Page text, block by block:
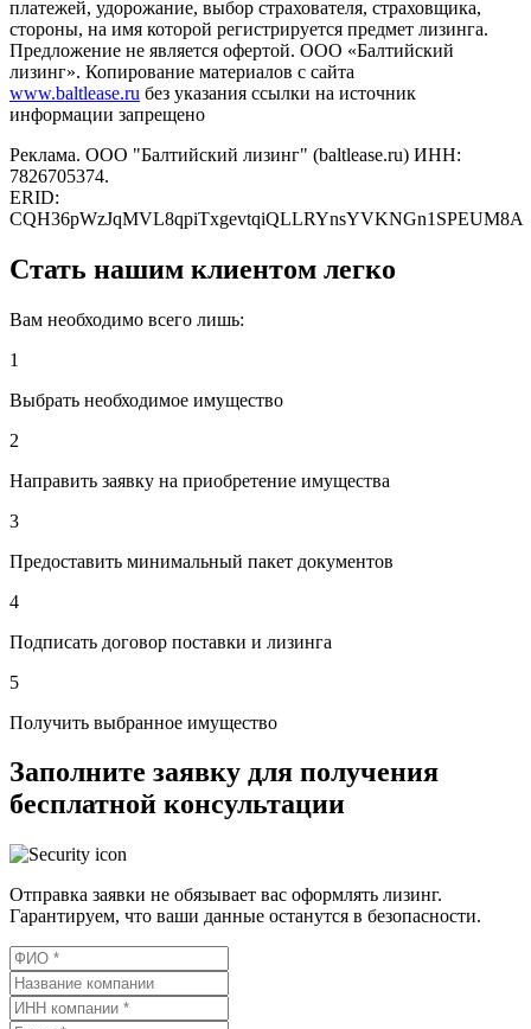
платежей, удорожание, выбор страхователя, страховщика,
стороны, на имя которой регистрируется предмет лизинга.
Предложение не является офертой. ООО «Балтийский
лизинг». Копирование материалов с сайта
www.baltlease.ru без указания ссылки на источник
информации запрещено
Реклама. ООО "Балтийский лизинг" (baltlease.ru) ИНН:
7826705374.
ERID:
CQH36pWzJqMVL8qpiTxgevtqiQLLRYnsYVKNGn1SPEUM8A
Стать нашим клиентом легко
Вам необходимо всего лишь:
1
Выбрать необходимое имущество
2
Направить заявку на приобретение имущества
3
Предоставить минимальный пакет документов
4
Подписать договор поставки и лизинга
5
Получить выбранное имущество
Заполните заявку для получения
бесплатной консультации
Отправка заявки не обязывает вас оформлять лизинг.
Гарантируем, что ваши данные останутся в безопасности.